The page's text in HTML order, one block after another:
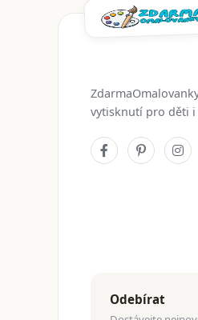
vytisknutí pro děti i
Odebírat